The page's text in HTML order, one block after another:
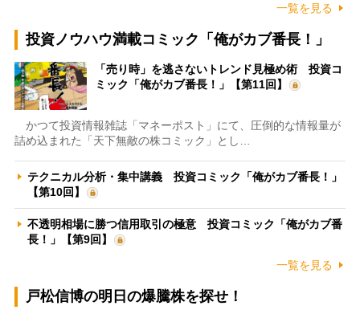
一覧を見る
投資ノウハウ満載コミック「俺がカブ番長！」
「売り時」を逃さないトレンド見極め術 投資コ
ミック「俺がカブ番長！」【第11回】
かつて投資情報雑誌「マネーポスト」にて、圧倒的な情報量が
詰め込まれた「天下無敵の株コミック」とし…
テクニカル分析・集中講義 投資コミック「俺がカブ番長！」
【第10回】
不透明相場に勝つ信用取引の極意 投資コミック「俺がカブ番
長！」【第9回】
一覧を見る
戸松信博の明日の爆騰株を探せ！